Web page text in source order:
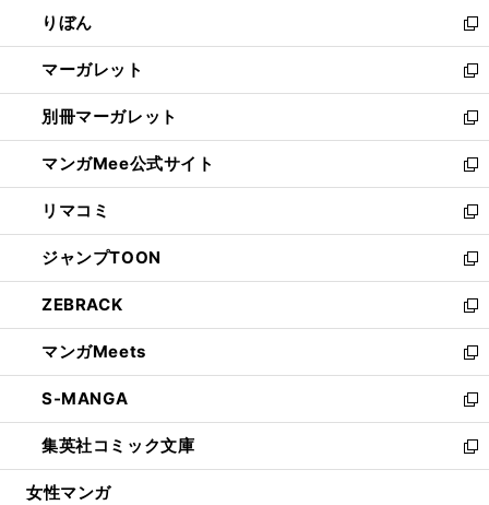
く
で
開
く
ド
ウ
で
開
く
ィ
ン
ド
ウ
で
開
く
りぼん
新
し
い
ウ
ィ
ン
ド
ウ
で
開
く
マーガレット
新
し
い
ウ
ィ
ン
ド
ウ
で
開
く
別冊マーガレット
新
し
い
ウ
ィ
ン
ド
ウ
で
開
く
マンガMee公式サイト
新
し
い
ウ
ィ
ン
ド
ウ
で
開
く
リマコミ
新
し
い
ウ
ィ
ン
ド
ウ
で
開
く
ジャンプTOON
新
し
い
ウ
ィ
ン
ド
ウ
で
開
ZEBRACK
新
し
い
ウ
ィ
ン
ド
ウ
マンガMeets
新
し
い
ウ
ィ
ン
S-MANGA
新
し
い
ウ
集英社コミック文庫
新
し
女性マンガ